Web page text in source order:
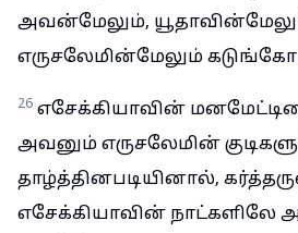
அவன்மேலும்,
எருசலேமின்மேலும்
26 எசேக்கியாவின்
அவனும் எருசலேமின்
தாழ்த்தினபடியினால்,
எசேக்கியாவின் நாட்களிலே